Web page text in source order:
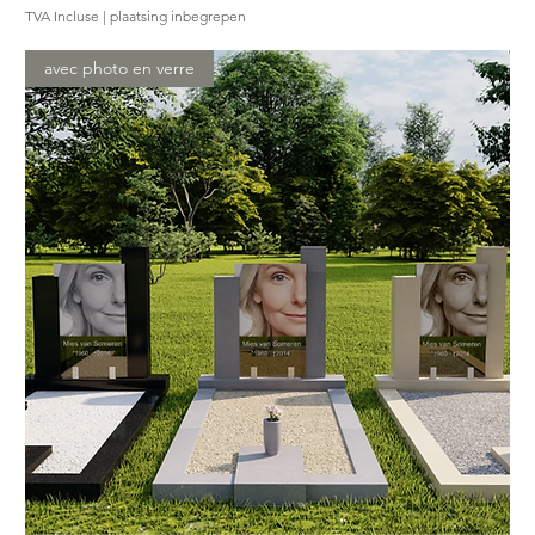
TVA Incluse | plaatsing inbegrepen
avec photo en verre